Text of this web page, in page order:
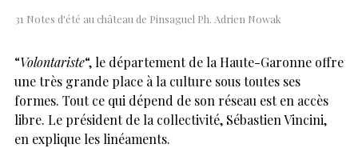
31 Notes d'été au château de Pinsaguel Ph. Adrien Nowak
“Volontariste“, le département de la Haute-Garonne offre
une très grande place à la culture sous toutes ses
formes. Tout ce qui dépend de son réseau est en accès
libre. Le président de la collectivité, Sébastien Vincini,
en explique les linéaments.